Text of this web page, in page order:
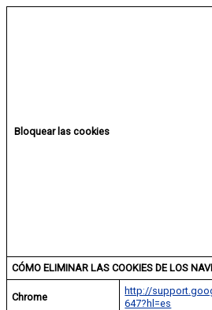
Bloquear las cookies
CÓMO ELIMINAR LAS COOKIES DE LOS
Chrome
http://
647?hl=es